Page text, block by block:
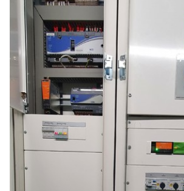
Temos Técnicos devidamente
serviço Dispomos de um perito
certificação energética, pré
projetos da térmica, AVAC,
de 2 TIM III Dispomos de 3 Técnicos
gases fluorados Técnico Credenciado
climatização (Certificado CLI 0047)
Grupo A (certificado 3380/18-A -
para intervenções de recuperação
substâncias que empobrecem a
contidas em equipamentos de
condicionado e bombas de calor,
intervenções/deteção de eventuais
indiretos. Técnico Qualificado Grupo